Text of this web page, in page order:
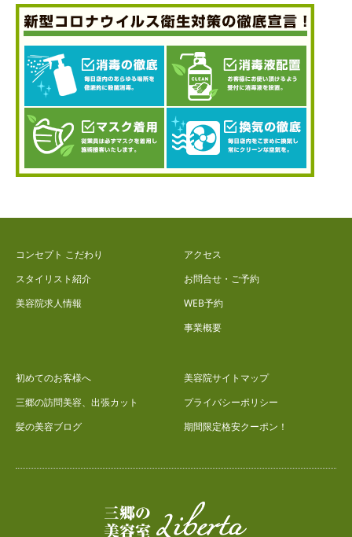
コンセプト こだわり
スタイリスト紹介
美容院求人情報
アクセス
お問合せ・ご予約
WEB予約
事業概要
初めてのお客様へ
三郷の訪問美容、出張カット
髪の美容ブログ
美容院サイトマップ
プライバシーポリシー
期間限定格安クーポン！